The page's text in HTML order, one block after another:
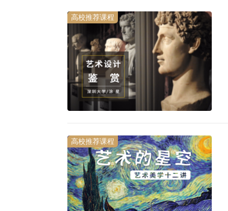
高校推荐课程
高校推荐课程